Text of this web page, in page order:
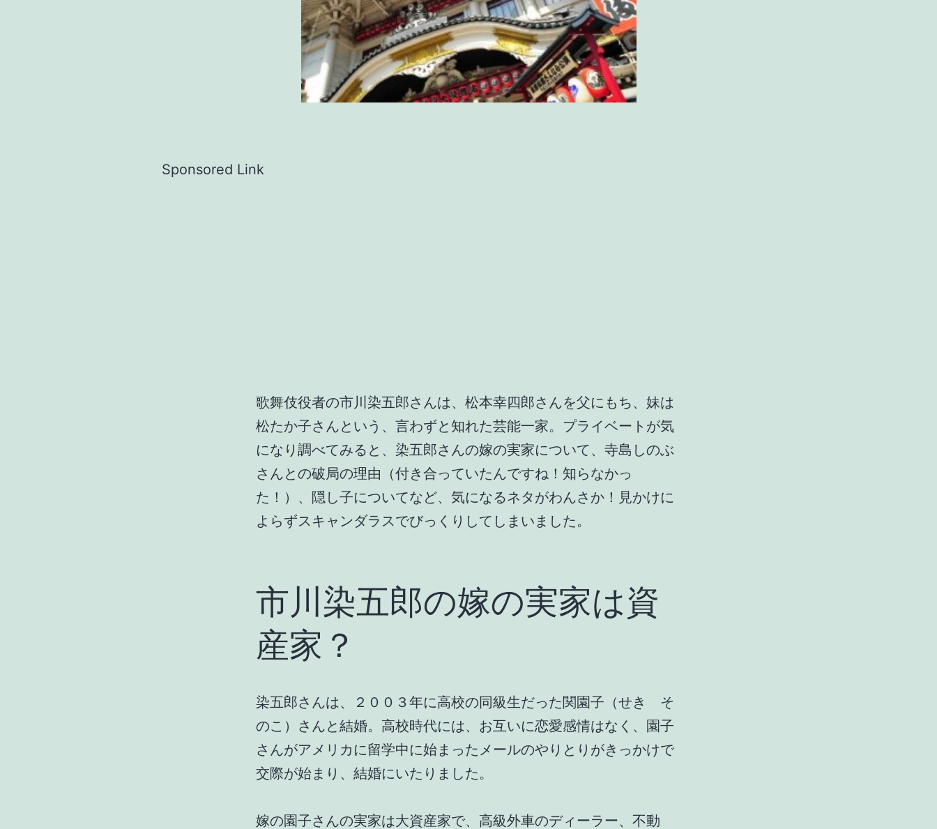
Sponsored Link
歌舞伎役者の市川染五郎さんは、松本幸四郎さんを父にもち、妹は
松たか子さんという、言わずと知れた芸能一家。プライベートが気
になり調べてみると、染五郎さんの嫁の実家について、寺島しのぶ
さんとの破局の理由（付き合っていたんですね！知らなかっ
た！）、隠し子についてなど、気になるネタがわんさか！見かけに
よらずスキャンダラスでびっくりしてしまいました。
市川染五郎の嫁の実家は資
産家？
染五郎さんは、２００３年に高校の同級生だった関園子（せき そ
のこ）さんと結婚。高校時代には、お互いに恋愛感情はなく、園子
さんがアメリカに留学中に始まったメールのやりとりがきっかけで
交際が始まり、結婚にいたりました。
嫁の園子さんの実家は大資産家で、高級外車のディーラー、不動